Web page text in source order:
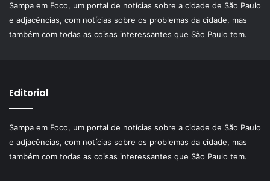
Sampa em Foco, um portal de notícias sobre a cidade de São Paulo
e adjacências, com notícias sobre os problemas da cidade, mas
também com todas as coisas interessantes que São Paulo tem.
Editorial
Sampa em Foco, um portal de notícias sobre a cidade de São Paulo
e adjacências, com notícias sobre os problemas da cidade, mas
também com todas as coisas interessantes que São Paulo tem.